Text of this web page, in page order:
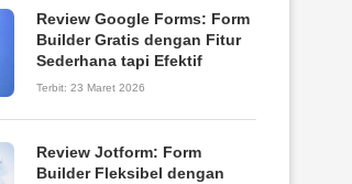
Review Google Forms: Form
Builder Gratis dengan Fitur
Sederhana tapi Efektif
Terbit: 23 Maret 2026
Review Jotform: Form
Builder Fleksibel dengan